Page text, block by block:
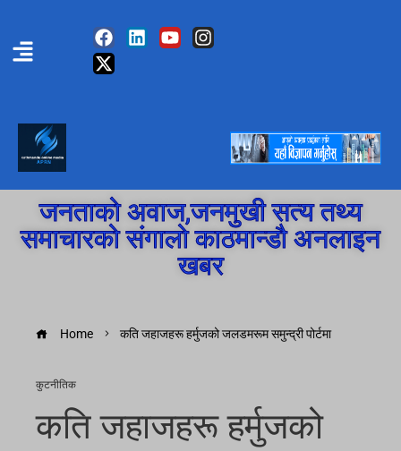
जनताको अवाज,जनमुखी सत्य तथ्य
समाचारको संगालो काठमान्डौ अनलाइन
खबर
Home कति जहाजहरू हर्मुजको जलडमरूम समुन्द्री पोर्टमा
कुटनीतिक
कति जहाजहरू हर्मुजको